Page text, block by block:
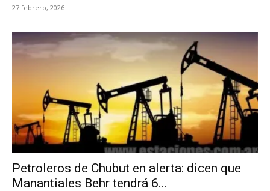
27 febrero, 2026
Petroleros de Chubut en alerta: dicen que
Manantiales Behr tendrá 6...